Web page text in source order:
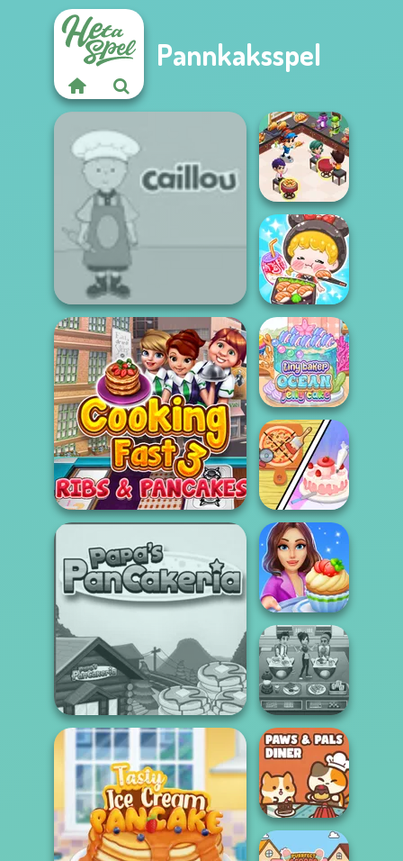
Pannkaksspel
Caillou Chef
Cooking Fast 3: Ribs and
Panca...
Papa's Pancakeria
Cooking
Restaurant
Kitchen
ASMR Girl:
Livestream
Mukbang
Tiny Baker Ocean
Jelly Cake
Dolly's
Restaurant
Organising
Cooking Stories:
Fun Cafe
Cooking Cafe
Food Chef